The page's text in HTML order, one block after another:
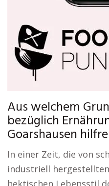
Aus welchem
bezüglich
Goarshausen
In einer Zeit, die von
industriell
hektischen Lebensstil